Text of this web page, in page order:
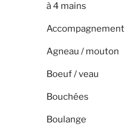
à 4 mains
Accompagnement
Agneau / mouton
Boeuf / veau
Bouchées
Boulange